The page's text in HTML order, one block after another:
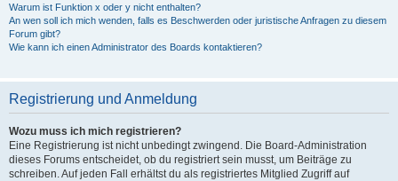
Warum ist Funktion x oder y nicht enthalten?
An wen soll ich mich wenden, falls es Beschwerden oder juristische Anfragen zu diesem
Forum gibt?
Wie kann ich einen Administrator des Boards kontaktieren?
Registrierung und Anmeldung
Wozu muss ich mich registrieren?
Eine Registrierung ist nicht unbedingt zwingend. Die Board-Administration
dieses Forums entscheidet, ob du registriert sein musst, um Beiträge zu
schreiben. Auf jeden Fall erhältst du als registriertes Mitglied Zugriff auf